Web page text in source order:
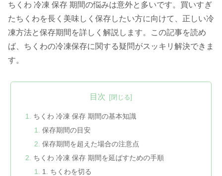
ちくわ 冷凍 保存 期間の悩みは意外と多いです。買いすぎ
たちくわを長く美味しく保存したい方に向けて、正しい冷
凍方法と保存期間を詳しく解説します。この記事を読め
ば、ちくわの冷凍保存に関する疑問がスッキリ解決できま
す。
目次
ちくわ 冷凍 保存 期間の基本知識
保存期間の目安
保存期間を超えた場合の注意点
ちくわ 冷凍 保存 期間を延ばすための手順
1. ちくわを切る